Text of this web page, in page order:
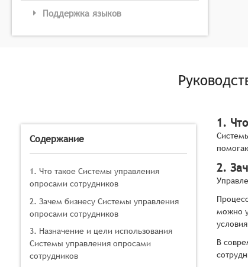
Поддержка языков
Содержание
1. Что такое Системы управления
опросами сотрудников
2. Зачем бизнесу Системы управления
опросами сотрудников
3. Назначение и цели использования
Системы управления опросами
сотрудников
1.
2.
можно
В